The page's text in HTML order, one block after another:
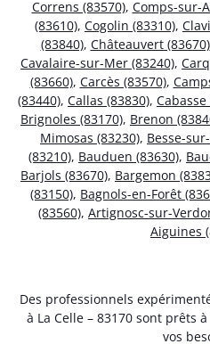
Correns (83570), Comps-sur-
(83610), Cogolin (83310),
(83840), Châteauvert (83670)
Cavalaire-sur-Mer (83240),
(83660), Carcès (83570),
(83440), Callas (83830), Cabasse
Brignoles (83170), Brenon
Mimosas (83230), Besse-
(83210), Bauduen (83630),
Barjols (83670), Bargemon
(83150), Bagnols-en-Forêt
(83560), Artignosc-sur-
Aiguines
Des professionnels
à La Celle – 83170 sont prêts
vos